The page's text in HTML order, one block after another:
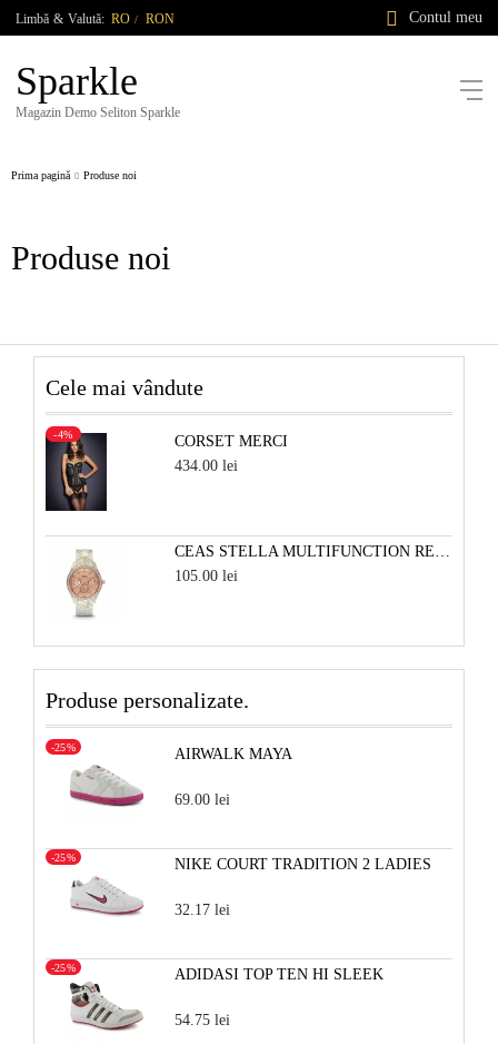
Limbă & Valută: RO / RON Contul meu
Sparkle
Magazin Demo Seliton Sparkle
Prima pagină Produse noi
Produse noi
Cele mai vândute
CORSET MERCI
-4%
434.00 lei
CEAS STELLA MULTIFUNCTION RESIN - ALB PERLAT SI ROSE
105.00 lei
Produse personalizate.
AIRWALK MAYA
-25%
69.00 lei
NIKE COURT TRADITION 2 LADIES
-25%
32.17 lei
ADIDASI TOP TEN HI SLEEK
-25%
54.75 lei